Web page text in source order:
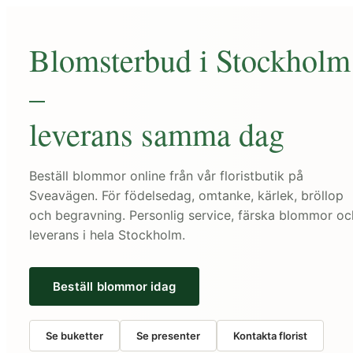
Blomsterbud i Stockholm
–
leverans samma dag
Beställ blommor online från vår floristbutik på
Sveavägen. För födelsedag, omtanke, kärlek, bröllop
och begravning. Personlig service, färska blommor
leverans i hela Stockholm.
Beställ blommor idag
Se buketter Se presenter Kontakta florist